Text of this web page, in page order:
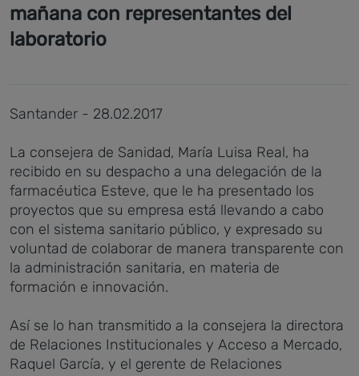
mañana con representantes del
laboratorio
Santander - 28.02.2017
La consejera de Sanidad, María Luisa Real, ha
recibido en su despacho a una delegación de la
farmacéutica Esteve, que le ha presentado los
proyectos que su empresa está llevando a cabo
con el sistema sanitario público, y expresado su
voluntad de colaborar de manera transparente con
la administración sanitaria, en materia de
formación e innovación.
Así se lo han transmitido a la consejera la directora
de Relaciones Institucionales y Acceso a Mercado,
Raquel García, y el gerente de Relaciones